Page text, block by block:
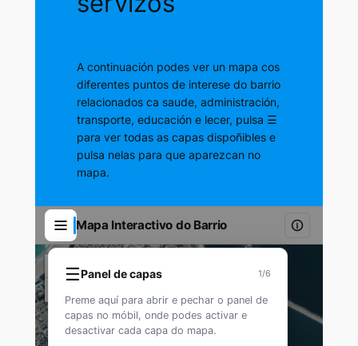
A continuación podes ver un mapa cos
diferentes puntos de interese do barrio
relacionados ca saude, administración,
transporte, educación e lecer, pulsa ☰
para ver todas as capas dispoñibles e
pulsa nelas para que aparezcan no
mapa.